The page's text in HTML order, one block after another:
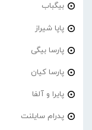
بیگباب
پاپا شیراز
پارسا بیگی
پارسا کیان
پایرا و آلفا
پدرام‌ سایلنت